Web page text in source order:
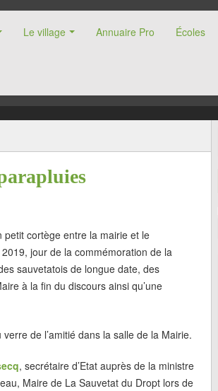
Le village Annuaire Pro Écoles
cortège entre la mairie et le
jour de la commémoration de la
sauvetatois de longue date, des
à la fin du discours ainsi qu’une
de l’amitié dans la salle de la Mairie.
, secrétaire d’Etat auprès de la ministre
Maire de La Sauvetat du Dropt lors de